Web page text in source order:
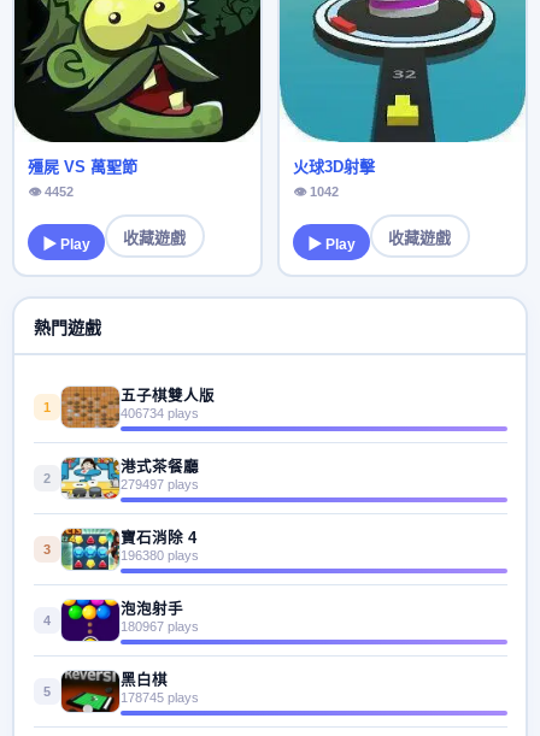
殭屍 VS 萬聖節
👁 4452
▶ Play 收藏遊戲
火球3D射擊
👁 1042
▶ Play 收藏遊戲
熱門遊戲
1
五子棋雙人版
406734 plays
2
港式茶餐廳
279497 plays
3
寶石消除 4
196380 plays
4
泡泡射手
180967 plays
5
黑白棋
178745 plays